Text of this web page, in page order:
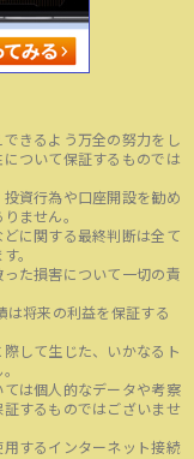
きるよう万全の努力をし
ついて保証するものでは
資行為や口座開設を勧め
ません。
に関する最終判断は全て
。
た損害について一切の責
は将来の利益を保証する
して生じた、いかなるト
は個人的なデータや考察
するものではございませ
するインターネット接続